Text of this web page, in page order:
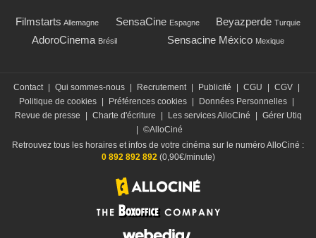
Filmstarts Allemagne SensaCine Espagne Beyazperde Turquie
AdoroCinema Brésil Sensacine México Mexique
Contact Qui sommes-nous Recrutement Publicité CGU CGV
Politique de cookies
Préférences cookies Données Personnelles
Revue de presse
Charte d'écriture Les services AlloCiné
Gérer Utiq
©AlloCiné
Retrouvez tous les horaires et infos de votre cinéma sur le numéro AlloCiné :
0 892 892 892(0,90€/minute)